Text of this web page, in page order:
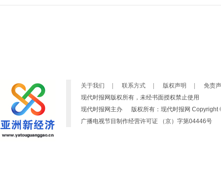
关于我们 联系方式 版权声明
免责
现代时报网版权所有，未经书面授权禁止使用
现代时报网主办 版权所有：现代时报网 Copyright
广播电视节目制作经营许可证 （京）字第04446